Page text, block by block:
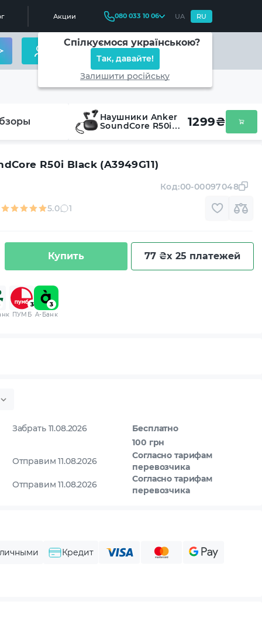
Акции 080 033 10 06 UA RU
Спілкуємося українською?
Так, давайте!
Залишити російську
Наушники Anker
SoundСore R50i
1299₴
R50i Black (A3949G11)
5.0 1
Код:00-00097048
Купить 77 ₴x 25 платежей
ПУМБ A-Банк
Забрать 11.08.2026
Бесплатно
100 грн
Отправим 11.08.2026
Согласно тарифам
перевозчика
Отправим 11.08.2026
Согласно тарифам
перевозчика
Кредит